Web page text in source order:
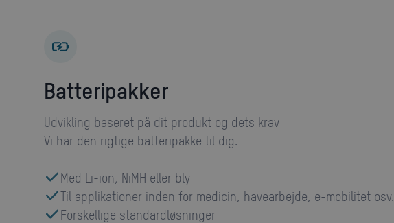
batteripakker
Udvikling baseret på dit produkt og dets krav
Vi har den rigtige batteripakke til dig.
Med Li-ion, NiMH eller bly
Til applikationer inden for medicin, havearbejde, e-mobilitet osv.
Forskellige standardløsninger